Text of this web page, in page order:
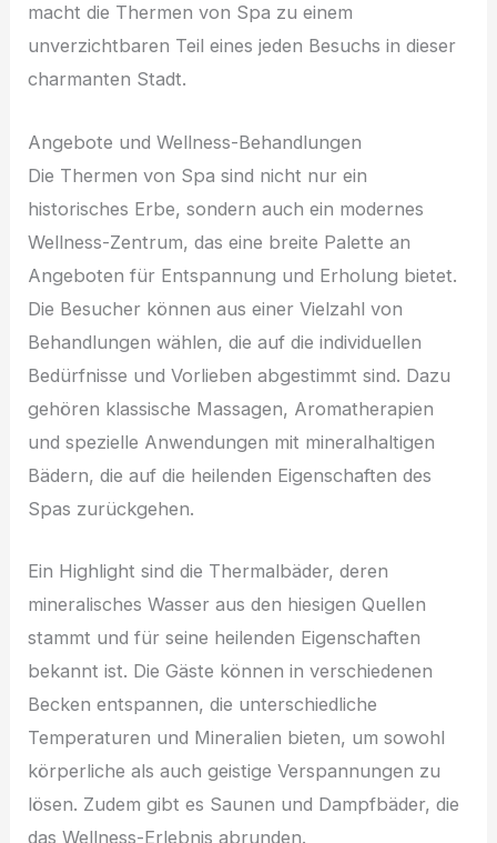
macht die Thermen von Spa zu einem
unverzichtbaren Teil eines jeden Besuchs in dieser
charmanten Stadt.
Angebote und Wellness-Behandlungen
Die Thermen von Spa sind nicht nur ein
historisches Erbe, sondern auch ein modernes
Wellness-Zentrum, das eine breite Palette an
Angeboten für Entspannung und Erholung bietet.
Die Besucher können aus einer Vielzahl von
Behandlungen wählen, die auf die individuellen
Bedürfnisse und Vorlieben abgestimmt sind. Dazu
gehören klassische Massagen, Aromatherapien
und spezielle Anwendungen mit mineralhaltigen
Bädern, die auf die heilenden Eigenschaften des
Spas zurückgehen.
Ein Highlight sind die Thermalbäder, deren
mineralisches Wasser aus den hiesigen Quellen
stammt und für seine heilenden Eigenschaften
bekannt ist. Die Gäste können in verschiedenen
Becken entspannen, die unterschiedliche
Temperaturen und Mineralien bieten, um sowohl
körperliche als auch geistige Verspannungen zu
lösen. Zudem gibt es Saunen und Dampfbäder, die
das Wellness-Erlebnis abrunden.